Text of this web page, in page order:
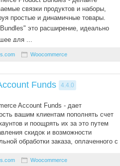
связки продуктов и наборы,
простые и динамичные товары.
это расширение, идеально
для ...
Woocommerce
Funds 4.4.0
Account Funds - дает
вашим клиентам пополнять счет
и поощрять их за это путем
скидок и возможности
обработки заказа, оплаченного с
Woocommerce